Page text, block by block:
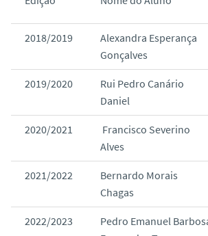
2018/2019
Alexandra Esperança
Gonçalves
2019/2020
Rui Pedro Canário
Daniel
2020/2021
Francisco Severino
Alves
2021/2022
Bernardo Morais
Chagas
2022/2023
Pedro Emanuel